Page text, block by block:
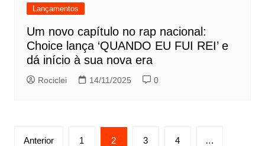
Lançamentos
Um novo capítulo no rap nacional:
Choice lança ‘QUANDO EU FUI REI’ e
dá início à sua nova era
Rociclei 14/11/2025 0
Paginação
Anterior 1 2 3 4 …